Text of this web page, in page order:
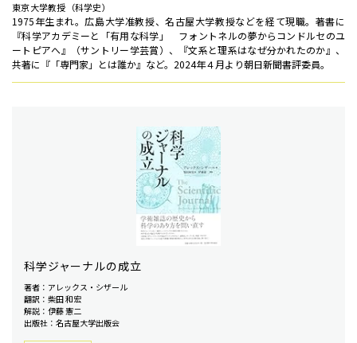
東京大学教授（科学史）
1975年生まれ。広島大学准教授、名古屋大学教授などを経て現職。著書に
『科学アカデミーと「有用な科学」 フォントネルの夢からコンドルセのユ
ートピアへ』（サントリー学芸賞）、『文系と理系はなぜ分かれたのか』、
共著に『「専門家」とは誰か』など。2024年４月より朝日新聞書評委員。
科学ジャーナルの成立
著者：アレックス・シザール
翻訳：柴田 和宏
解説：伊藤 憲二
出版社：名古屋大学出版会